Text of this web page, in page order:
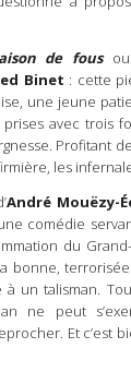
de fous ou
Binet : cette
une jeune
avec trois
Profitant
les
André Mouëzy-
comédie
du
bonne,
un talisman.
ne peut
Et c’est